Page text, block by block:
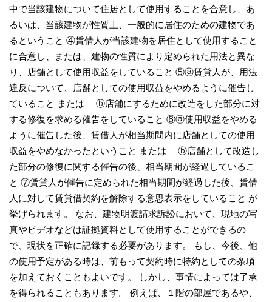
中で当該建物について住居として使用することを合意し、あ
るいは、当該建物が性質上、一般的に居住のための建物であ
るということ ④賃借人が当該建物を居住として使用すること
に合意し、または、建物の性質により定められた用法と異な
り、店舗として使用収益をしていること ⑤ⓐ賃貸人が、用法
違反について、店舗としての使用収益をやめるように催告し
ていること または ⓑ店舗にするために改造をした部分に対
する修復を求める催告をしていること ⑥ⓐ使用収益をやめる
ように催告した後、賃借人が相当期間内に店舗としての使用
収益をやめなかったということ または ⓑ店舗として改造し
た部分の修復に関する催告の後、相当期間が経過しているこ
と ⑦賃貸人が催告に定められた相当期間が経過した後、賃借
人に対して賃貸借契約を解除する意思表示をしていること が
挙げられます。 なお、建物明渡請求訴訟において、現地の写
真やビデオなどは証拠資料として使用することができるの
で、現状を正確に記録する必要があります。 もし、今後、他
の使用予定がある時は、前もって契約時に特約としての条項
を加えておくこともよいです。 しかし、事情によっては了承
を得られることもあります。 例えば、１階の部屋であるや、